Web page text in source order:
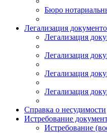
Бюро
Легализация
Легализация
Легализация
Легализация
Легализация
Справка о несудимости
Истребование
Истребование